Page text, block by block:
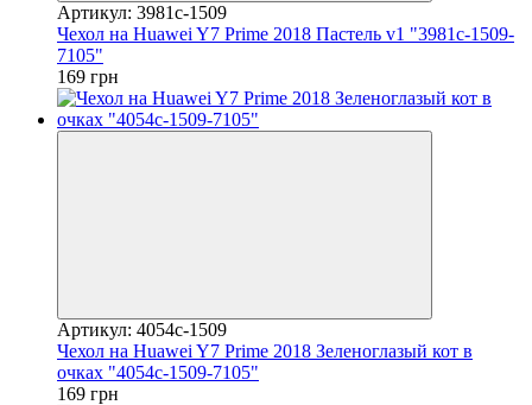
Артикул: 3981c-1509
Чехол на Huawei Y7 Prime 2018 Пастель v1 "3981c-1509-
7105"
169 грн
Артикул: 4054c-1509
Чехол на Huawei Y7 Prime 2018 Зеленоглазый кот в
очках "4054c-1509-7105"
169 грн